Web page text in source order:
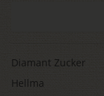
Diamant Zucker
Hellma